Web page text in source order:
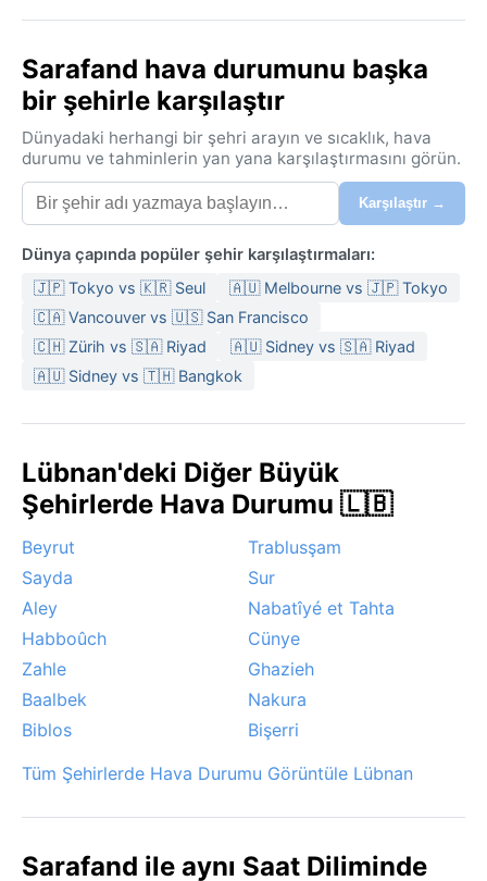
Sarafand hava durumunu başka
bir şehirle karşılaştır
Dünyadaki herhangi bir şehri arayın ve sıcaklık, hava
durumu ve tahminlerin yan yana karşılaştırmasını görün.
Karşılaştır →
Dünya çapında popüler şehir karşılaştırmaları:
🇯🇵 Tokyo vs 🇰🇷 Seul
🇦🇺 Melbourne vs 🇯🇵 Tokyo
🇨🇦 Vancouver vs 🇺🇸 San Francisco
🇨🇭 Zürih vs 🇸🇦 Riyad
🇦🇺 Sidney vs 🇸🇦 Riyad
🇦🇺 Sidney vs 🇹🇭 Bangkok
Lübnan'deki Diğer Büyük
Şehirlerde Hava Durumu 🇱🇧
Beyrut
Trablusşam
Sayda
Sur
Aley
Nabatîyé et Tahta
Habboûch
Cünye
Zahle
Ghazieh
Baalbek
Nakura
Biblos
Bişerri
Tüm Şehirlerde Hava Durumu Görüntüle Lübnan
Sarafand ile aynı Saat Diliminde